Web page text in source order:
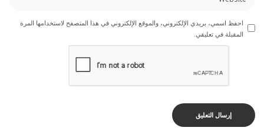
احفظ اسمي، بريدي الإلكتروني، والموقع الإلكتروني في هذا المتصفح لاستخدامها المرة
المقبلة في تعليقي.